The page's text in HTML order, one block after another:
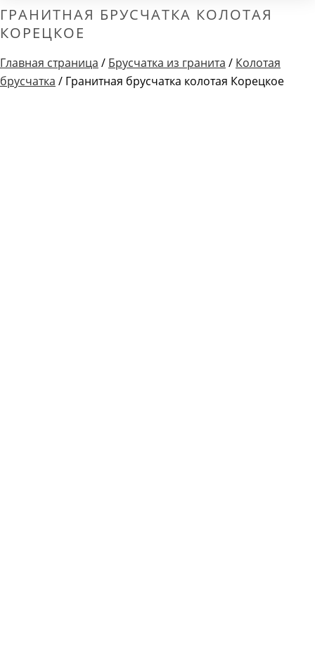
ГРАНИТНАЯ БРУСЧАТКА КОЛОТАЯ
КОРЕЦКОЕ
Главная страница / Брусчатка из гранита / Колотая
брусчатка / Гранитная брусчатка колотая Корецкое